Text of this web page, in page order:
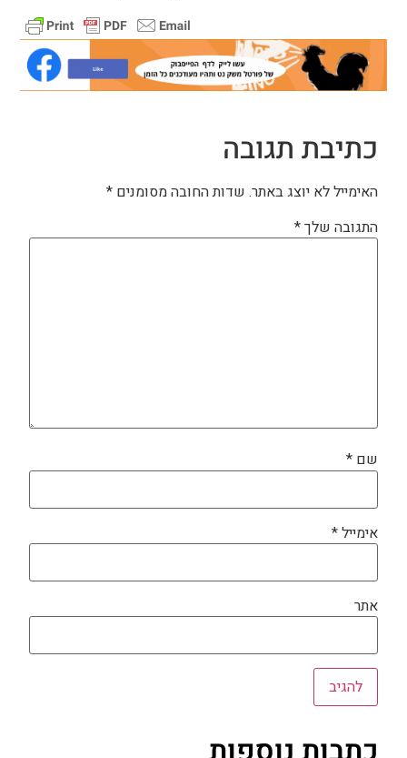
כתיבת תגובה
האימייל לא יוצג באתר. שדות החובה מסומנים *
התגובה שלך*
שם *
אימייל*
אתר